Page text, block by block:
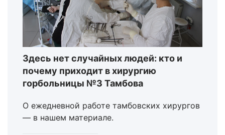
Здесь нет случайных людей: кто и
почему приходит в хирургию
горбольницы №3 Тамбова
О ежедневной работе тамбовских хирургов
— в нашем материале.